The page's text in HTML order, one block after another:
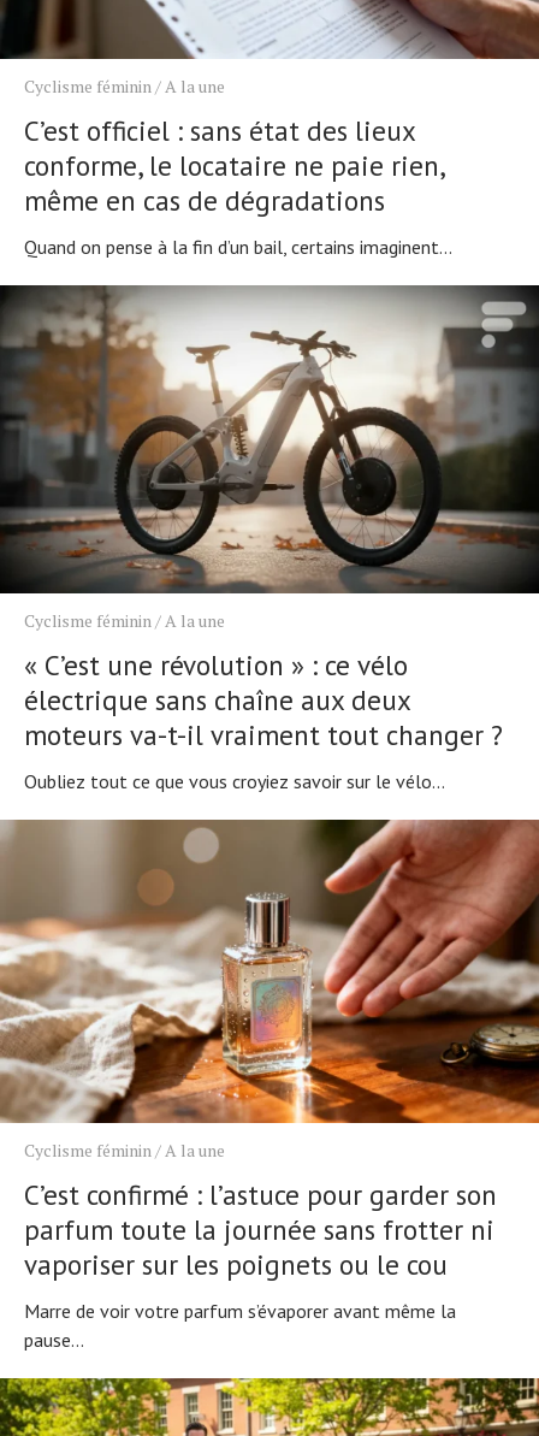
Cyclisme féminin/A la une
C’est officiel : sans état des lieux
conforme, le locataire ne paie rien,
même en cas de dégradations
Quand on pense à la fin d’un bail, certains imaginent...
Cyclisme féminin/A la une
« C’est une révolution » : ce vélo
électrique sans chaîne aux deux
moteurs va-t-il vraiment tout changer ?
Oubliez tout ce que vous croyiez savoir sur le vélo...
Cyclisme féminin/A la une
C’est confirmé : l’astuce pour garder son
parfum toute la journée sans frotter ni
vaporiser sur les poignets ou le cou
Marre de voir votre parfum s’évaporer avant même la
pause...